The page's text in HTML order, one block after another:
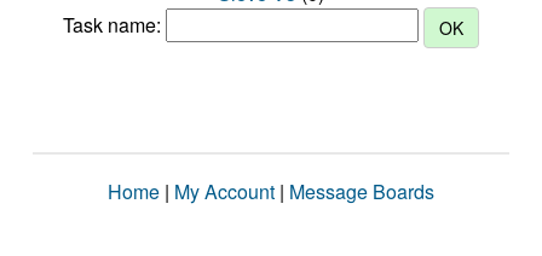
Task name:
Home | My Account | Message Boards